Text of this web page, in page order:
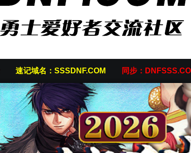
速记域名：SSSDNF.COM 同步：